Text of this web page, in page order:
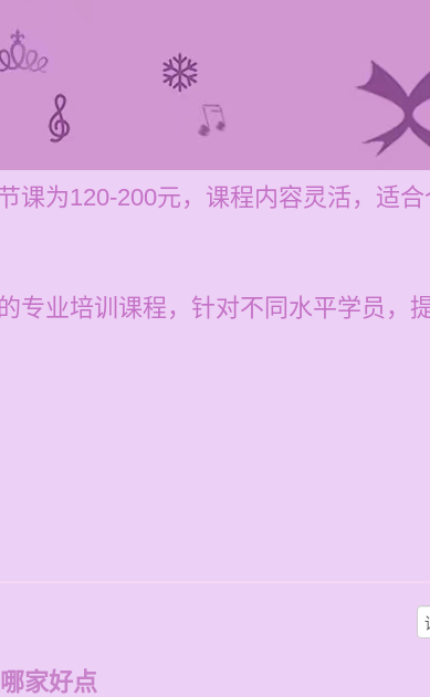
课为120-200元，课程内容灵活，适
专业培训课程，针对不同水平学员，
家好点